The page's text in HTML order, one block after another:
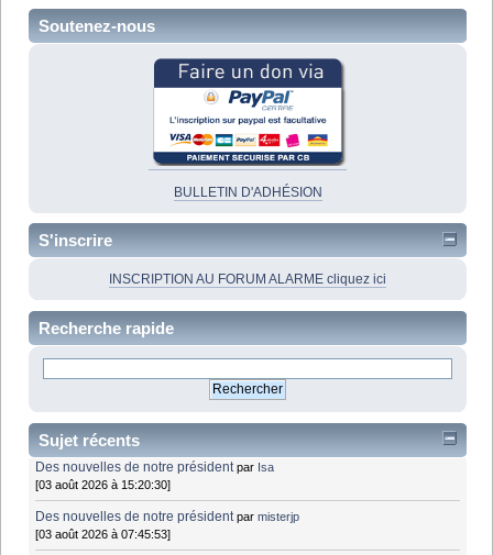
Soutenez-nous
BULLETIN D'ADHÉSION
S'inscrire
INSCRIPTION AU FORUM ALARME cliquez ici
Recherche rapide
Sujet récents
Des nouvelles de notre président par Isa
[03 août 2026 à 15:20:30]
Des nouvelles de notre président parmisterjp
[03 août 2026 à 07:45:53]